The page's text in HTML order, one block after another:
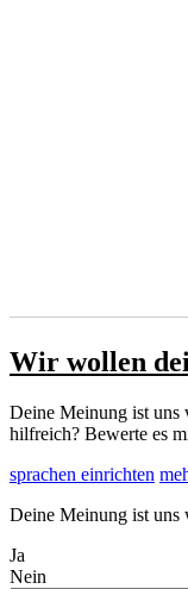
Wir wollen
Deine Meinung ist uns
hilfreich? Bewerte es
sprachen einrichten
Deine Meinung ist
Ja
Nein